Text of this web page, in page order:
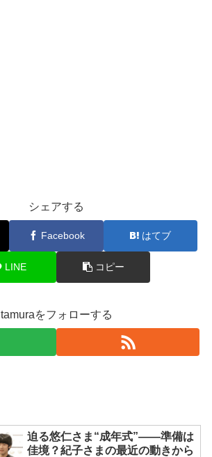
シェアする
Facebook はてブ
LINE コピー
tamuraをフォローする
迫る悠仁さま“成年式”――準備は
佳境？紀子さまの最近の動きから